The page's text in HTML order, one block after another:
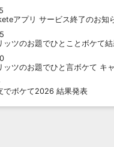
アプリ サービス終了のお知
ッツのお題でひとことボケて
ッツのお題でひと言ボケて キ
でボケて2026 結果発表